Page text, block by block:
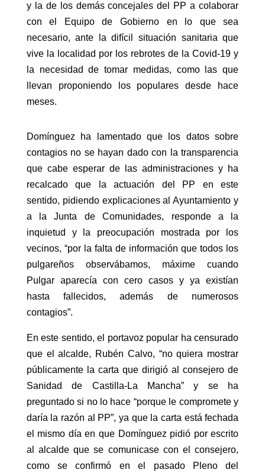
y la de los demás concejales del PP a colaborar
con el Equipo de Gobierno en lo que sea
necesario, ante la difícil situación sanitaria que
vive la localidad por los rebrotes de la Covid-19 y
la necesidad de tomar medidas, como las que
llevan proponiendo los populares desde hace
meses.
Domínguez ha lamentado que los datos sobre
contagios no se hayan dado con la transparencia
que cabe esperar de las administraciones y ha
recalcado que la actuación del PP en este
sentido, pidiendo explicaciones al Ayuntamiento y
a la Junta de Comunidades, responde a la
inquietud y la preocupación mostrada por los
vecinos, “por la falta de información que todos los
pulgareños observábamos, máxime cuando
Pulgar aparecía con cero casos y ya existían
hasta fallecidos, además de numerosos
contagios”.
En este sentido, el portavoz popular ha censurado
que el alcalde, Rubén Calvo, “no quiera mostrar
públicamente la carta que dirigió al consejero de
Sanidad de Castilla-La Mancha” y se ha
preguntado si no lo hace “porque le compromete y
daría la razón al PP”, ya que la carta está fechada
el mismo día en que Domínguez pidió por escrito
al alcalde que se comunicase con el consejero,
como se confirmó en el pasado Pleno del